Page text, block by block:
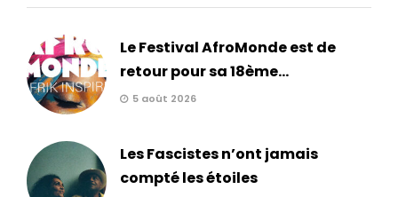
Le Festival AfroMonde est de
retour pour sa 18ème...
5 août 2026
Les Fascistes n’ont jamais
compté les étoiles